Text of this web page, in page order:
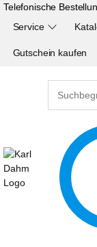
Telefonische
Service
Gutschein kaufen